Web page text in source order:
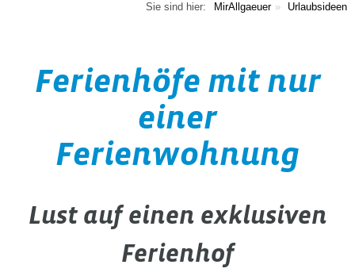
Urlaubsideen
MirAllgaeuer
Sie sind hier:
Ferienhöfe mit nur
einer
Ferienwohnung
Lust auf einen exklusiven
Ferienhof